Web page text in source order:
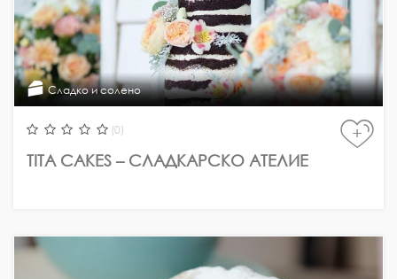
Сладко и солено
(0)
TITA CAKES – СЛАДКАРСКО АТЕЛИЕ
+